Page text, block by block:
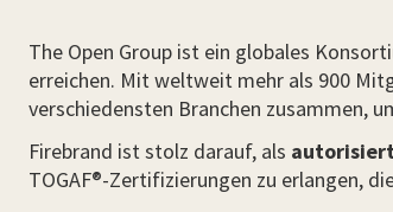
The Open Group ist ein globales
erreichen. Mit weltweit mehr als 900
verschiedensten Branchen zusammen,
Firebrand ist stolz darauf, als
TOGAF®-Zertifizierungen zu erlangen,